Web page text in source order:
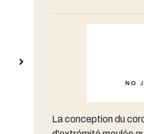
La conception du